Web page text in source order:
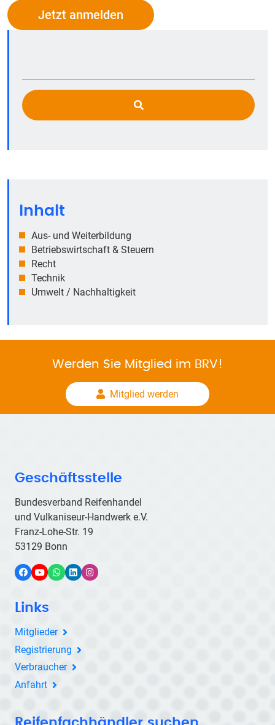
Jetzt anmelden
Inhalt
Aus- und Weiterbildung
Betriebswirtschaft & Steuern
Recht
Technik
Umwelt / Nachhaltigkeit
Werden Sie Mitglied im BRV!
Mitglied werden
Geschäftsstelle
Bundesverband Reifenhandel
und Vulkaniseur-Handwerk e.V.
Franz-Lohe-Str. 19
53129 Bonn
FacebookYouTubeWhatsApp
LinkedInInstagram
Links
Mitglieder
Registrierung
Verbraucher
Anfahrt